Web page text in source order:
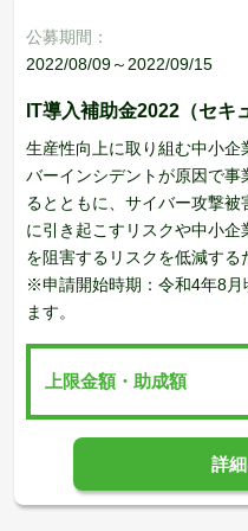
公募期間：
2022/08/09～2022/09/15
IT導入補助金2022（セ
生産性向上に取り組む中小企
バーインシデントが原因で
るとともに、サイバー攻撃
に引き起こすリスクや中小
を阻害するリスクを低減する
※申請開始時期：令和4年8月
ます。
上限金額・助成額
詳